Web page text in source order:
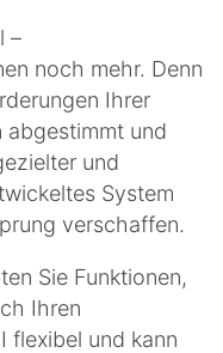
–
noch mehr. Denn
Ihrer
abgestimmt und
und
System
verschaffen.
Sie Funktionen,
Ihren
flexibel und kann